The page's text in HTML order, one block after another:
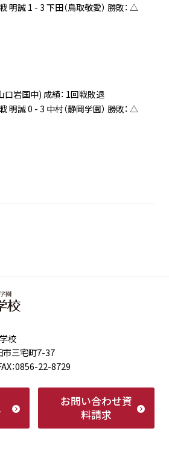
明誠 1 - 3 下田（鳥取敬愛） 勝敗： △
国中) 成績： 1回戦敗退
明誠 0 - 3 中村（静岡学園） 勝敗： △
校
市三宅町7-37
：0856-22-8729
お問い合わせ資
料請求